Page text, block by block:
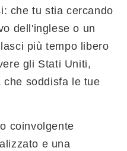
che tu stia cercando
dell'inglese o un
più tempo libero
gli Stati Uniti,
che soddisfa le tue
coinvolgente
e una